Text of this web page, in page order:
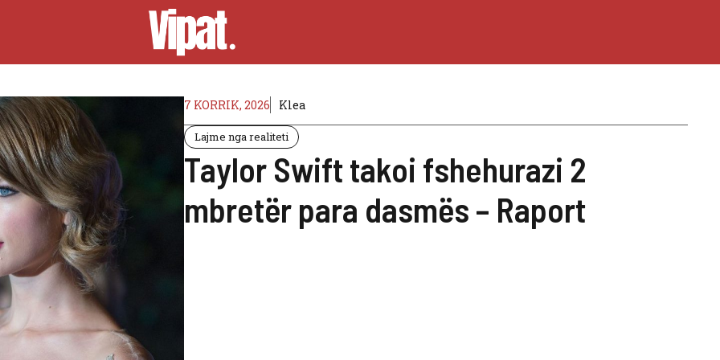
7 KORRIK, 2026 Klea
Lajme nga realiteti
Taylor Swift takoi fshehurazi 2
mbretër para dasmës – Raport